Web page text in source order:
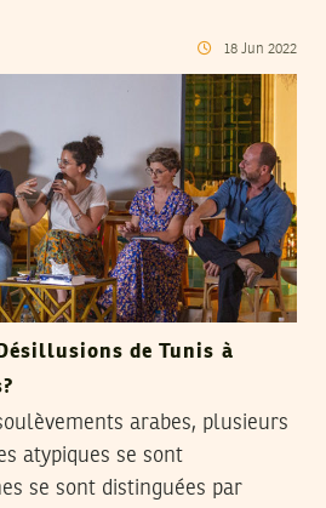
18 Jun 2022
de Tunis à
arabes, plusieurs
atypiques se sont
se sont distinguées par